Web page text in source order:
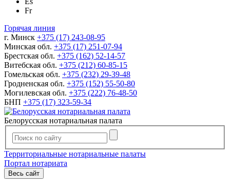
Fr
Горячая линия
г. Минск +375 (17) 243-08-95
Минская обл. +375 (17) 251-07-94
Брестская обл. +375 (162) 52-14-57
Витебская обл. +375 (212) 60-85-15
Гомельская обл. +375 (232) 29-39-48
Гродненская обл. +375 (152) 55-50-80
Могилевская обл. +375 (222) 76-48-50
БНП +375 (17) 323-59-34
Белорусская нотариальная палата
Территориальные нотариальные палаты
Портал нотариата
Весь сайт